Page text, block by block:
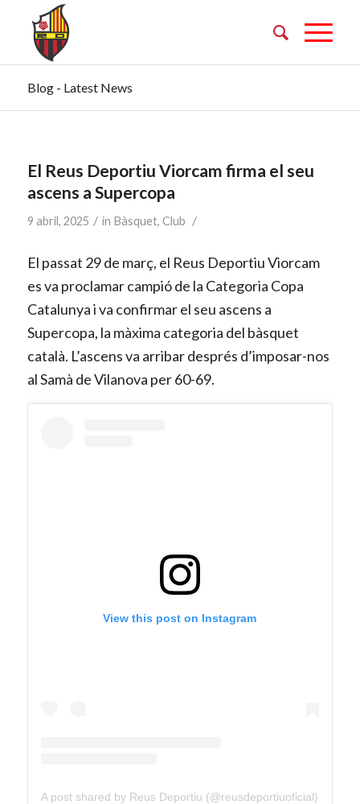
Blog - Latest News
El Reus Deportiu Viorcam firma el seu
ascens a Supercopa
9 abril, 2025 / in Bàsquet, Club /
El passat 29 de març, el Reus Deportiu Viorcam
es va proclamar campió de la Categoria Copa
Catalunya i va confirmar el seu ascens a
Supercopa, la màxima categoria del bàsquet
català. L’ascens va arribar després d’imposar-nos
al Samà de Vilanova per 60-69.
View this post on Instagram
A post shared by Reus Deportiu (@reusdeportiuoficial)